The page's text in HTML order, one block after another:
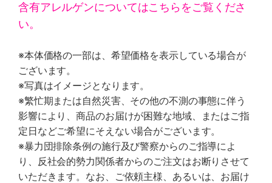
含有アレルゲンについてはこちらをご覧くださ
い。
※本体価格の一部は、希望価格を表示している場合が
ございます。
※写真はイメージとなります。
※繁忙期または自然災害、その他の不測の事態に伴う
影響により、商品のお届けが困難な地域、またはご指
定日などご希望にそえない場合がございます。
※暴力団排除条例の施行及び警察からのご指導によ
り、反社会的勢力関係者からのご注文はお断りさせて
いただきます。なお、ご依頼主様、あるいは、お届け